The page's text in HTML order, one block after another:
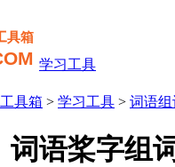
学习工具
具箱 > 学习工具 > 词语组
词语桨字组